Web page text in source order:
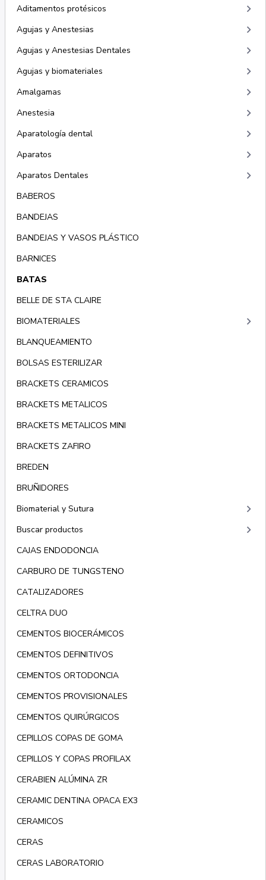
Aditamentos protésicos
keyboard_arrow_right
Agujas y Anestesias keyboard_arrow_right
Agujas y Anestesias Dentales keyboard_arrow_right
Agujas y biomateriales keyboard_arrow_right
Amalgamas keyboard_arrow_right
Anestesia keyboard_arrow_right
Aparatología dental keyboard_arrow_right
Aparatos keyboard_arrow_right
Aparatos Dentales keyboard_arrow_right
BABEROS
BANDEJAS
BANDEJAS Y VASOS PLÁSTICO
BARNICES
BATAS
BELLE DE STA CLAIRE
BIOMATERIALES
keyboard_arrow_right
BLANQUEAMIENTO
BOLSAS ESTERILIZAR
BRACKETS CERAMICOS
BRACKETS METALICOS
BRACKETS METALICOS MINI
BRACKETS ZAFIRO
BREDEN
BRUÑIDORES
Biomaterial y Sutura
keyboard_arrow_right
Buscar productos keyboard_arrow_right
CAJAS ENDODONCIA
CARBURO DE TUNGSTENO
CATALIZADORES
CELTRA DUO
CEMENTOS BIOCERÁMICOS
CEMENTOS DEFINITIVOS
CEMENTOS ORTODONCIA
CEMENTOS PROVISIONALES
CEMENTOS QUIRÚRGICOS
CEPILLOS COPAS DE GOMA
CEPILLOS Y COPAS PROFILAX
CERABIEN ALÚMINA ZR
CERAMIC DENTINA OPACA EX3
CERAMICOS
CERAS
CERAS LABORATORIO